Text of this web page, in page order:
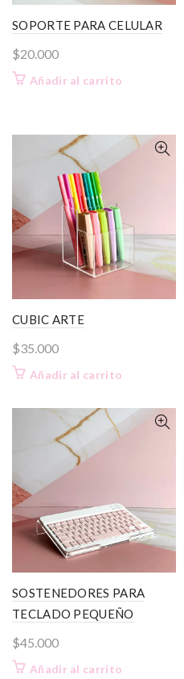
SOPORTE PARA CELULAR
$20.000
Añadir al carrito
CUBIC ARTE
$35.000
Añadir al carrito
SOSTENEDORES PARA
TECLADO PEQUEÑO
$45.000
Añadir al carrito